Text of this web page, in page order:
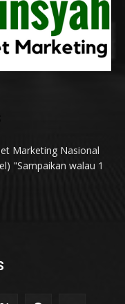
Marketing Nasional
"Sampaikan walau 1